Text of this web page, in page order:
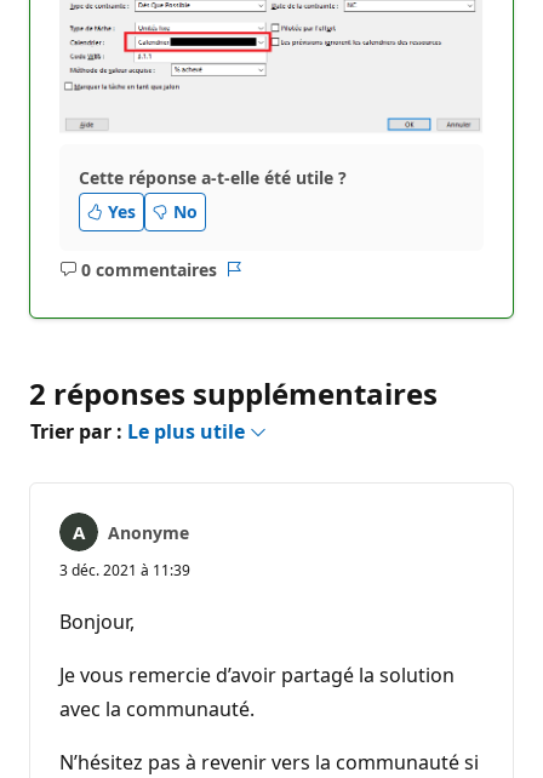
Cette réponse a-t-elle été utile ?
Yes
No
0 commentaires
Aucun
2 réponses supplémentaires
Trier par : Le plus utile
Anonyme
3 déc. 2021 à 11:39
Bonjour,
Je vous remercie d’avoir partagé la solution
avec la communauté.
N’hésitez pas à revenir vers la communauté si